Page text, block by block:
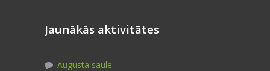
Jaunākās aktivitātes
Augusta saule